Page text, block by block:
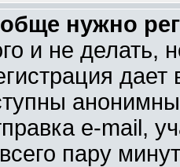
нужно
и не делать,
e-mail,
пару